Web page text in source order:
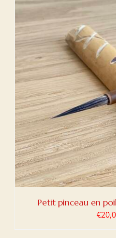
Petit pinceau en
€